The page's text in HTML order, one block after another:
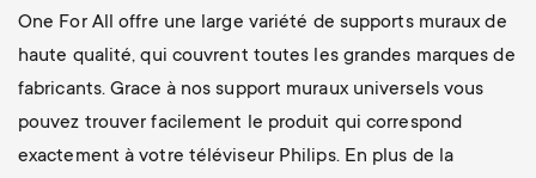
One For All offre une large variété de supports muraux de
haute qualité, qui couvrent toutes les grandes marques de
fabricants. Grace à nos support muraux universels vous
pouvez trouver facilement le produit qui correspond
exactement à votre téléviseur Philips. En plus de la